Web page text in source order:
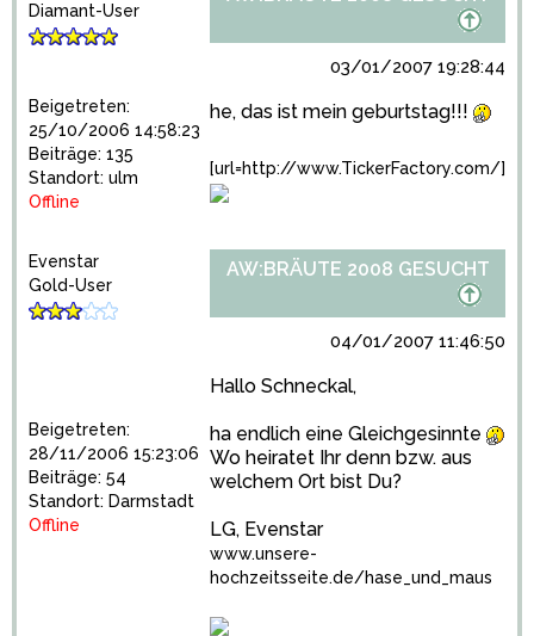
Diamant-User
Beigetreten:
25/10/2006 14:58:23
Beiträge: 135
Standort: ulm
Offline
03/01/2007 19:28:44
he, das ist mein geburtstag!!!
[url=http://www.TickerFactory.com/]
Evenstar
Gold-User
Beigetreten:
28/11/2006 15:23:06
Beiträge: 54
Standort: Darmstadt
Offline
AW:BRÄUTE 2008 GESUCHT
04/01/2007 11:46:50
Hallo Schneckal,
ha endlich eine Gleichgesinnte
Wo heiratet Ihr denn bzw. aus
welchem Ort bist Du?
LG, Evenstar
www.unsere-
hochzeitsseite.de/hase_und_maus